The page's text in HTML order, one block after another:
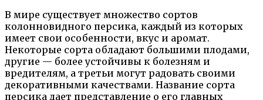
В мире существует множество сортов
колонновидного персика, каждый из которых
имеет свои особенности, вкус и аромат.
Некоторые сорта обладают большими плодами,
другие — более устойчивы к болезням и
вредителям, а третьи могут радовать своими
декоративными качествами. Название сорта
персика дает представление о его главных